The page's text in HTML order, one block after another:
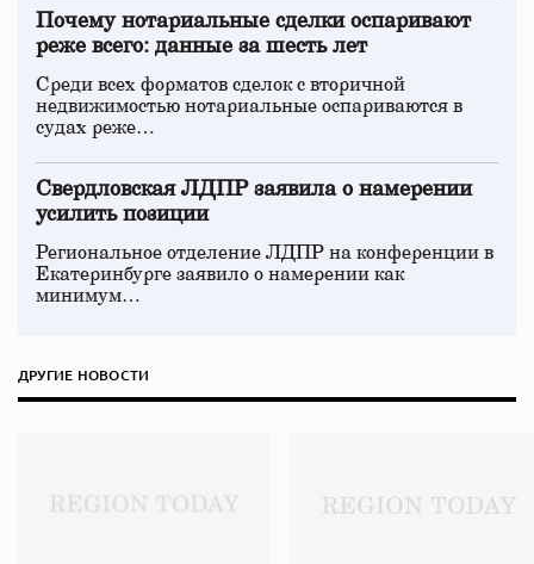
Почему нотариальные сделки оспаривают
реже всего: данные за шесть лет
Среди всех форматов сделок с вторичной
недвижимостью нотариальные оспариваются в
судах реже…
Свердловская ЛДПР заявила о намерении
усилить позиции
Региональное отделение ЛДПР на конференции в
Екатеринбурге заявило о намерении как
минимум…
ДРУГИЕ НОВОСТИ